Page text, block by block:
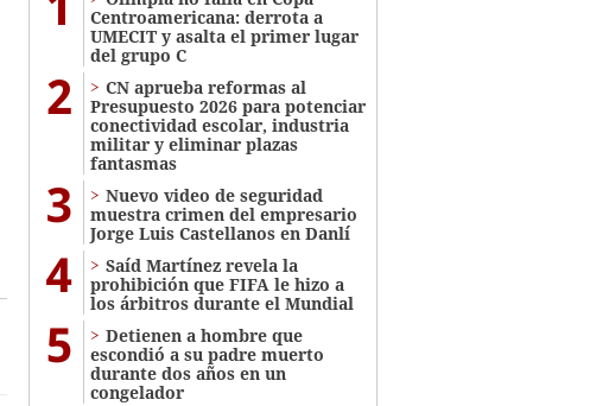
Centroamericana: derrota a
UMECIT y asalta el primer lugar
del grupo C
2
CN aprueba reformas al
Presupuesto 2026 para potenciar
conectividad escolar, industria
militar y eliminar plazas
fantasmas
3
Nuevo video de seguridad
muestra crimen del empresario
Jorge Luis Castellanos en Danlí
4
Saíd Martínez revela la
prohibición que FIFA le hizo a
los árbitros durante el Mundial
5
Detienen a hombre que
escondió a su padre muerto
durante dos años en un
congelador